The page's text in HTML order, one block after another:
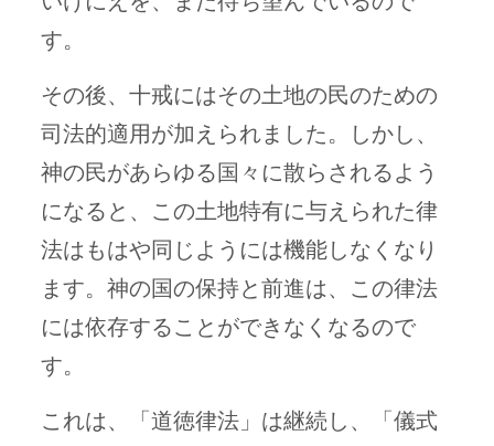
す。
その後、十戒にはその土地の民のための
司法的適用が加えられました。しかし、
神の民があらゆる国々に散らされるよう
になると、この土地特有に与えられた律
法はもはや同じようには機能しなくなり
ます。神の国の保持と前進は、この律法
には依存することができなくなるので
す。
これは、「道徳律法」は継続し、「儀式